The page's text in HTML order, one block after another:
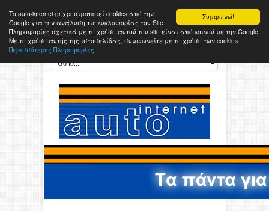
Συμφωνώ!
Το auto-internet.gr χρησιμοποιεί cookies από την
Google για την ανάλυση τις κυκλοφορίας του Site.
Πληροφορίες σχετικά με τη χρήση αυτού του site είναι από κοινού με την Google.
Με τη χρήση αυτής της ιστοσελίδας, συμφωνείτε με τη χρήση των cookies.
Περισσότερες Πληροφορίες